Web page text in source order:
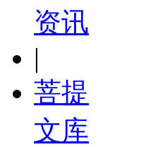
资讯
|
菩提
文库